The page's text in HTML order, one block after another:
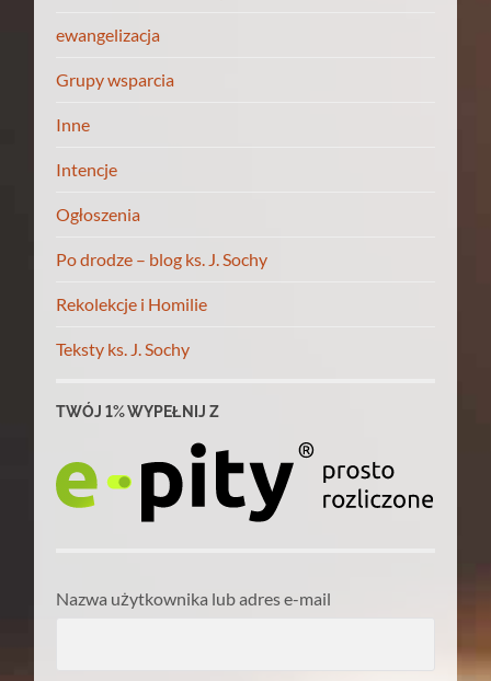
ewangelizacja
Grupy wsparcia
Inne
Intencje
Ogłoszenia
Po drodze – blog ks. J. Sochy
Rekolekcje i Homilie
Teksty ks. J. Sochy
TWÓJ 1% WYPEŁNIJ Z
Nazwa użytkownika lub adres e-mail